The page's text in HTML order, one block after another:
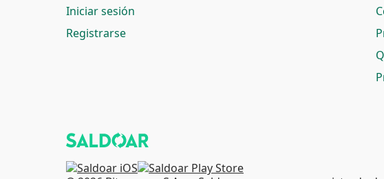
Iniciar sesión
Registrarse